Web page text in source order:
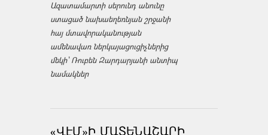
Ազատամարտի սերունդ անունը
ստացած նախաեղեռնյան շրջանի
հայ մտավորականության
ամենավառ ներկայացուցիչներից
մեկի՝ Ռուբեն Զարդարյանի անտիպ
նամակներ
«ՎԷՄ»Ի ՄԱՏԵՆԱՇԱՐԻ